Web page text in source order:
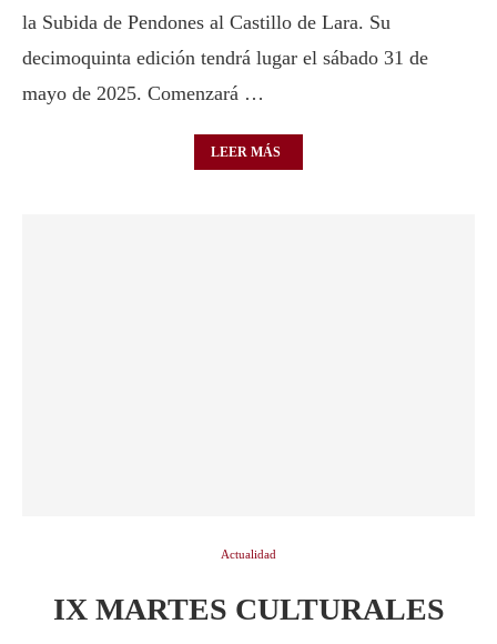
la Subida de Pendones al Castillo de Lara. Su
decimoquinta edición tendrá lugar el sábado 31 de
mayo de 2025. Comenzará …
LEER MÁS
Actualidad
IX MARTES CULTURALES